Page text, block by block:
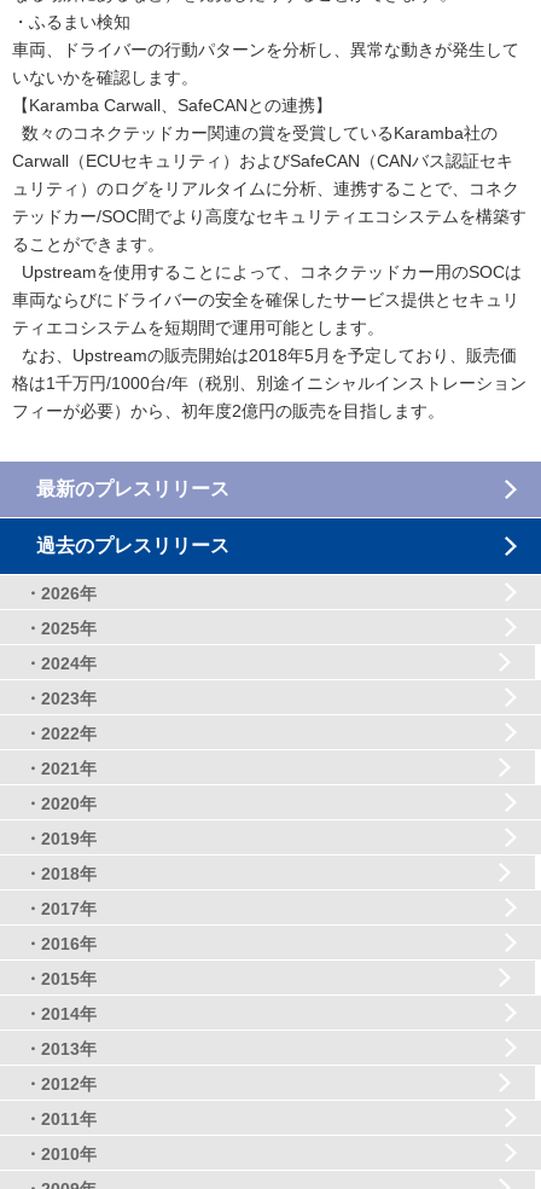
・ふるまい検知
車両、ドライバーの行動パターンを分析し、異常な動きが発生して
いないかを確認します。
【Karamba Carwall、SafeCANとの連携】
数々のコネクテッドカー関連の賞を受賞しているKaramba社の
Carwall（ECUセキュリティ）およびSafeCAN（CANバス認証セキ
ュリティ）のログをリアルタイムに分析、連携することで、コネク
テッドカー/SOC間でより高度なセキュリティエコシステムを構築す
ることができます。
Upstreamを使用することによって、コネクテッドカー用のSOCは
車両ならびにドライバーの安全を確保したサービス提供とセキュリ
ティエコシステムを短期間で運用可能とします。
なお、Upstreamの販売開始は2018年5月を予定しており、販売価
格は1千万円/1000台/年（税別、別途イニシャルインストレーション
フィーが必要）から、初年度2億円の販売を目指します。
最新のプレスリリース
過去のプレスリリース
・2026年
・2025年
・2024年
・2023年
・2022年
・2021年
・2020年
・2019年
・2018年
・2017年
・2016年
・2015年
・2014年
・2013年
・2012年
・2011年
・2010年